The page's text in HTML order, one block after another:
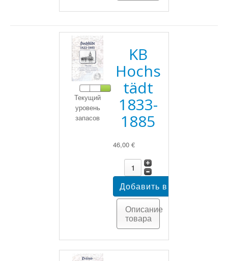
Текущий
уровень
запасов
KB
Hochs
tädt
1833-
1885
46,00 €
Описание
товара